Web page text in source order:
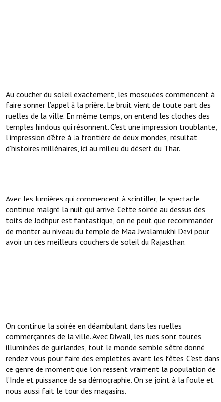
Au coucher du soleil exactement, les mosquées commencent à
faire sonner l’appel à la prière. Le bruit vient de toute part des
ruelles de la ville. En même temps, on entend les cloches des
temples hindous qui résonnent. C’est une impression troublante,
l’impression d’être à la frontière de deux mondes, résultat
d’histoires millénaires, ici au milieu du désert du Thar.
Avec les lumières qui commencent à scintiller, le spectacle
continue malgré la nuit qui arrive. Cette soirée au dessus des
toits de Jodhpur est fantastique, on ne peut que recommander
de monter au niveau du temple de Maa Jwalamukhi Devi pour
avoir un des meilleurs couchers de soleil du Rajasthan.
On continue la soirée en déambulant dans les ruelles
commerçantes de la ville. Avec Diwali, les rues sont toutes
illuminées de guirlandes, tout le monde semble s’être donné
rendez vous pour faire des emplettes avant les fêtes. C’est dans
ce genre de moment que l’on ressent vraiment la population de
l’Inde et puissance de sa démographie. On se joint à la foule et
nous aussi fait le tour des magasins.